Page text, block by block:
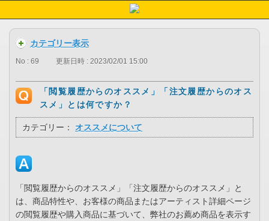
カテゴリー表示
No : 69 更新日時 : 2023/02/01 15:00
「閲覧履歴からのオススメ」「注文履歴からのオス
スメ」とは何ですか？
カテゴリー： オススメについて
「閲覧履歴からのオススメ」「注文履歴からのオススメ」と
は、商品特性や、お客様の商品またはアーティスト詳細ページ
の閲覧履歴や購入商品に基づいて、弊社のお薦め商品を表示す